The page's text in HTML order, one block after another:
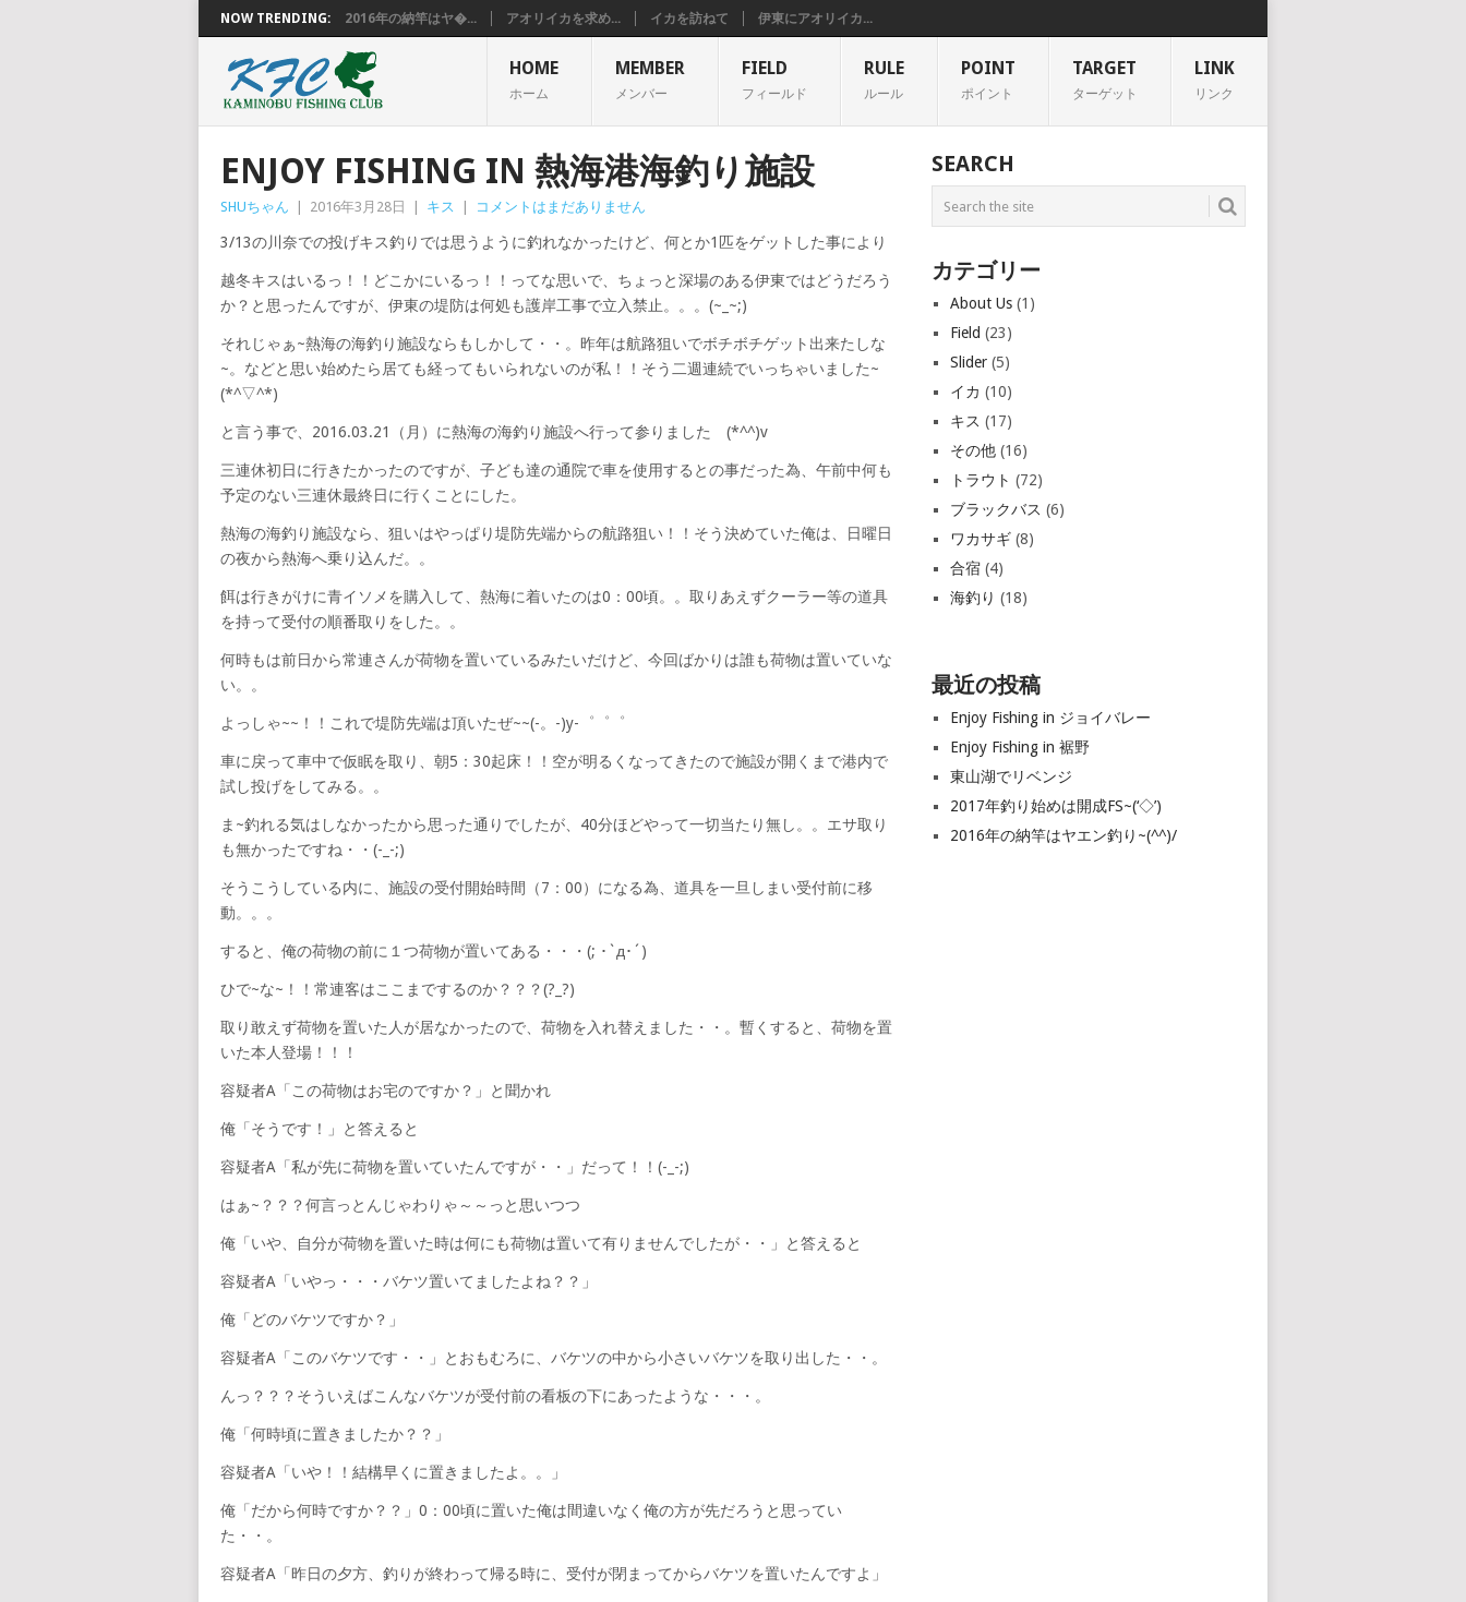
NOW TRENDING: 2016年の納竿はヤ�... アオリイカを求め... イカを訪ねて 伊東にアオリイカ...
HOME
ホーム
MEMBER
メンバー
FIELD
フィールド
RULE
ルール
POINT
ポイント
TARGET
ターゲット
LINK
リンク
ENJOY FISHING IN 熱海港海釣り施設
SHUちゃん 2016年3月28日 キス コメントはまだありません
3/13の川奈での投げキス釣りでは思うように釣れなかったけど、何とか1匹をゲットした事により
越冬キスはいるっ！！どこかにいるっ！！ってな思いで、ちょっと深場のある伊東ではどうだろう
か？と思ったんですが、伊東の堤防は何処も護岸工事で立入禁止。。。(~_~;)
それじゃぁ~熱海の海釣り施設ならもしかして・・。昨年は航路狙いでボチボチゲット出来たしな
~。などと思い始めたら居ても経ってもいられないのが私！！そう二週連続でいっちゃいました~
(*^▽^*)
と言う事で、2016.03.21（月）に熱海の海釣り施設へ行って参りました (*^^)v
三連休初日に行きたかったのですが、子ども達の通院で車を使用するとの事だった為、午前中何も
予定のない三連休最終日に行くことにした。
熱海の海釣り施設なら、狙いはやっぱり堤防先端からの航路狙い！！そう決めていた俺は、日曜日
の夜から熱海へ乗り込んだ。。
餌は行きがけに青イソメを購入して、熱海に着いたのは0：00頃。。取りあえずクーラー等の道具
を持って受付の順番取りをした。。
何時もは前日から常連さんが荷物を置いているみたいだけど、今回ばかりは誰も荷物は置いていな
い。。
よっしゃ~~！！これで堤防先端は頂いたぜ~~(-。-)y-゜゜゜
車に戻って車中で仮眠を取り、朝5：30起床！！空が明るくなってきたので施設が開くまで港内で
試し投げをしてみる。。
ま~釣れる気はしなかったから思った通りでしたが、40分ほどやって一切当たり無し。。エサ取り
も無かったですね・・(-_-;)
そうこうしている内に、施設の受付開始時間（7：00）になる為、道具を一旦しまい受付前に移
動。。。
すると、俺の荷物の前に１つ荷物が置いてある・・・(; ･`д･´)
ひで~な~！！常連客はここまでするのか？？？(?_?)
取り敢えず荷物を置いた人が居なかったので、荷物を入れ替えました・・。暫くすると、荷物を置
いた本人登場！！！
容疑者A「この荷物はお宅のですか？」と聞かれ
俺「そうです！」と答えると
容疑者A「私が先に荷物を置いていたんですが・・」だって！！(-_-;)
はぁ~？？？何言っとんじゃわりゃ～～っと思いつつ
俺「いや、自分が荷物を置いた時は何にも荷物は置いて有りませんでしたが・・」と答えると
容疑者A「いやっ・・・バケツ置いてましたよね？？」
俺「どのバケツですか？」
容疑者A「このバケツです・・」とおもむろに、バケツの中から小さいバケツを取り出した・・。
んっ？？？そういえばこんなバケツが受付前の看板の下にあったような・・・。
俺「何時頃に置きましたか？？」
容疑者A「いや！！結構早くに置きましたよ。。」
俺「だから何時ですか？？」0：00頃に置いた俺は間違いなく俺の方が先だろうと思ってい
た・・。
容疑者A「昨日の夕方、釣りが終わって帰る時に、受付が閉まってからバケツを置いたんですよ」
SEARCH
カテゴリー
About Us (1)
Field (23)
Slider (5)
イカ (10)
キス (17)
その他 (16)
トラウト (72)
ブラックバス (6)
ワカサギ (8)
合宿 (4)
海釣り (18)
最近の投稿
Enjoy Fishing in ジョイバレー
Enjoy Fishing in 裾野
東山湖でリベンジ
2017年釣り始めは開成FS~(‘◇’)ゞ
2016年の納竿はヤエン釣り~(^^)/